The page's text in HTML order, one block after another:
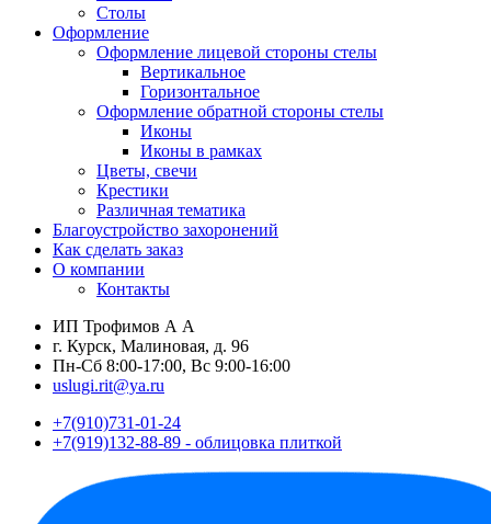
Столы
Оформление
Оформление лицевой стороны стелы
Вертикальное
Горизонтальное
Оформление обратной стороны стелы
Иконы
Иконы в рамках
Цветы, свечи
Крестики
Различная тематика
Благоустройство захоронений
Как сделать заказ
О компании
Контакты
ИП Трофимов А А
г. Курск, Малиновая, д. 96
Пн-Сб 8:00-17:00, Вс 9:00-16:00
uslugi.rit@ya.ru
+7(910)731-01-24
+7(919)132-88-89 - облицовка плиткой